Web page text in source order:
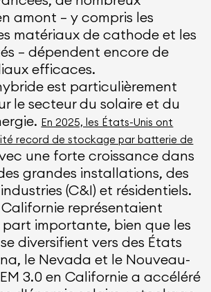
amont – y compris les
matériaux de cathode et les
– dépendent encore de
efficaces.
est particulièrement
le secteur du solaire et du
En 2025, les États-Unis ont
record de stockage par batterie de
une forte croissance dans
grandes installations, des
(C&I) et résidentiels.
Californie représentaient
part importante, bien que les
diversifient vers des États
le Nevada et le Nouveau-
3.0 en Californie a accéléré